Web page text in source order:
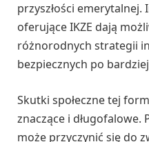
przyszłości
oferujące IKZE dają
różnorodnych strategii
bezpiecznych po
Skutki społeczne tej
znaczące i długofalowe.
może przyczynić się do